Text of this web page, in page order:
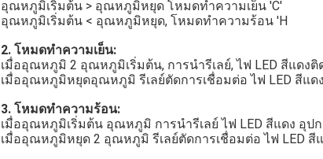
อุณหภูมิเริ่มต้น > อุณหภูมิหยุด โหมดทำความเย็น 'C'
อุณหภูมิเริ่มต้น < อุณหภูมิหยุด, โหมดทำความร้อน 'H
2. โหมดทำความเย็น:
เมื่ออุณหภูมิ 2 อุณหภูมิเริ่มต้น, การนำรีเลย์, ไฟ LED สีแดง
เมื่ออุณหภูมิหยุดอุณหภูมิ รีเลย์ตัดการเชื่อมต่อ ไฟ LED สีแ
3. โหมดทำความร้อน:
เมื่ออุณหภูมิเริ่มต้น อุณหภูมิ การนำรีเลย์ ไฟ LED สีแดง อุป
เมื่ออุณหภูมิหยุด 2 อุณหภูมิ รีเลย์ตัดการเชื่อมต่อ ไฟ LED